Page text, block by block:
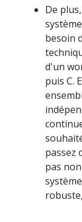
De
besoin
d'un
puis C.
passez
pas